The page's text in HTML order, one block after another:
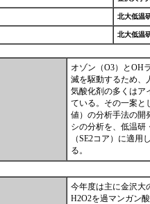
北大低温
北大低温
オゾン（O3）とOH
滅を駆動するため、
気酸化剤の多くはア
ている。その一案と
値）の分析手法の開
シの分析を、低温研
（SE2コア）に適
る。
今年度は主に金沢大
H2O2を過マンガン